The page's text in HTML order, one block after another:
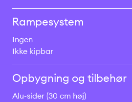
Rampesystem
Ingen
Ikke kipbar
Opbygning og tilbehør
Alu-sider (30 cm høj)